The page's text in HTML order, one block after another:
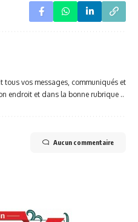
tous vos messages, communiqués et
endroit et dans la bonne rubrique ..
Aucun commentaire